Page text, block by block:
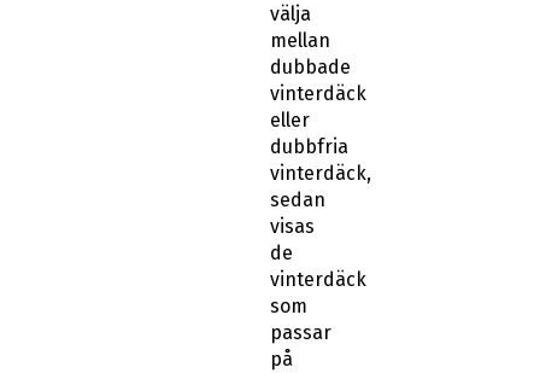
välja
mellan
dubbade
vinterdäck
eller
dubbfria
vinterdäck,
sedan
visas
de
vinterdäck
som
passar
på